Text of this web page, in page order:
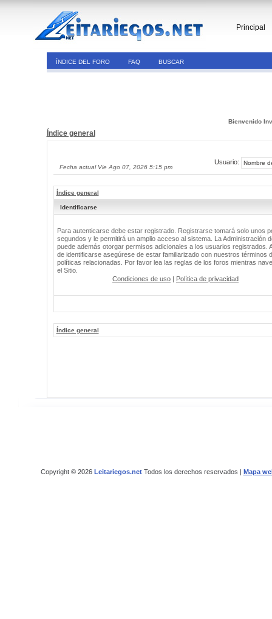
Principal
ÍNDICE DEL FORO FAQ BUSCAR
Bienvenido
Índice general
Fecha actual Vie Ago 07, 2026 5:15 pm
Usuario:
Índice general
Identificarse
Para autenticarse debe estar registrado. Registrarse tomará solo unos
segundos y le permitirá un amplio acceso al sistema. La Administración
puede además otorgar permisos adicionales a los usuarios registrados.
de identificarse asegúrese de estar familiarizado con nuestros términos
políticas relacionadas. Por favor lea las reglas de los foros mientras
el Sitio.
Condiciones de uso | Política de privacidad
Índice general
Copyright © 2026 Leitariegos.netTodos los derechos reservados | Mapa